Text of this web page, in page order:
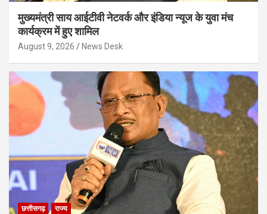
मुख्यमंत्री साय आईटीवी नेटवर्क और इंडिया न्यूज के युवा मंच
कार्यक्रम में हुए शामिल
August 9, 2026 News Desk
छत्तीसगढ़ राज्य